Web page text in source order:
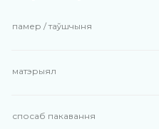
памер / таўшчыня
матэрыял
спосаб пакавання